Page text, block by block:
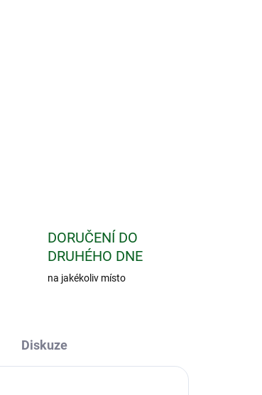
DORUČENÍ DO
DRUHÉHO DNE
na jakékoliv místo
Diskuze